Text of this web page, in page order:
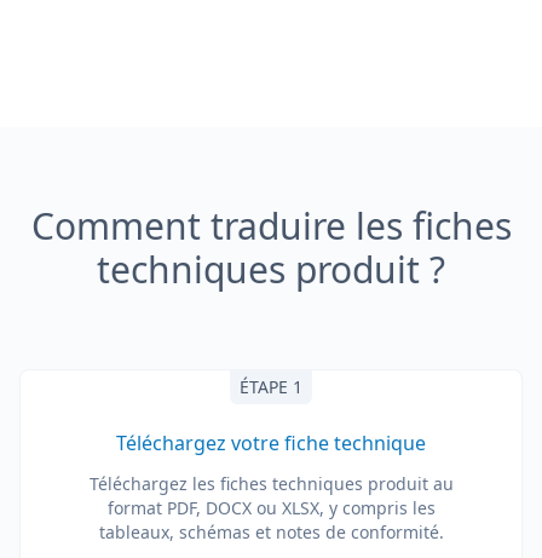
Comment traduire les fiches
techniques produit ?
ÉTAPE 1
Téléchargez votre fiche technique
Téléchargez les fiches techniques produit au
format PDF, DOCX ou XLSX, y compris les
tableaux, schémas et notes de conformité.